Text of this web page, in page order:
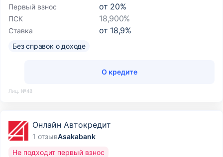
Первый взнос от 20%
ПСК 18,900%
Ставка от 18,9%
Без справок о доходе
О кредите
Лиц. №48
Онлайн Автокредит
1 отзывAsakabank
Не подходит первый взнос